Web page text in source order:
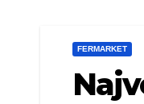
FERMARKET